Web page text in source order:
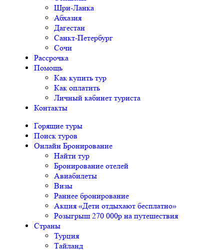
Шри-Ланка
Абхазия
Дагестан
Санкт-Петербург
Сочи
Рассрочка
Помощь
Как купить тур
Как оплатить
Личный кабинет туриста
Контакты
Горящие туры
Поиск туров
Онлайн Бронирование
Найти тур
Бронирование отелей
Авиабилеты
Визы
Раннее бронирование
Акция «Дети отдыхают бесплатно»
Розыгрыш 270 000р на путешествия
Страны
Турция
Тайланд